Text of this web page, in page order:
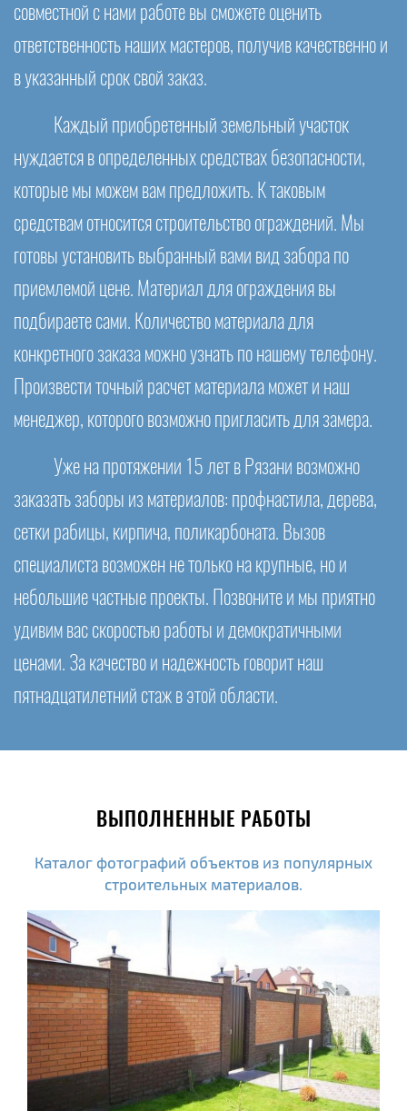
совместной с нами работе вы сможете оценить
ответственность наших мастеров, получив качественно и
в указанный срок свой заказ.
Каждый приобретенный земельный участок
нуждается в определенных средствах безопасности,
которые мы можем вам предложить. К таковым
средствам относится строительство ограждений. Мы
готовы установить выбранный вами вид забора по
приемлемой цене. Материал для ограждения вы
подбираете сами. Количество материала для
конкретного заказа можно узнать по нашему телефону.
Произвести точный расчет материала может и наш
менеджер, которого возможно пригласить для замера.
Уже на протяжении 15 лет в Рязани возможно
заказать заборы из материалов: профнастила, дерева,
сетки рабицы, кирпича, поликарбоната. Вызов
специалиста возможен не только на крупные, но и
небольшие частные проекты. Позвоните и мы приятно
удивим вас скоростью работы и демократичными
ценами. За качество и надежность говорит наш
пятнадцатилетний стаж в этой области.
ВЫПОЛНЕННЫЕ РАБОТЫ
Каталог фотографий объектов из популярных
строительных материалов.